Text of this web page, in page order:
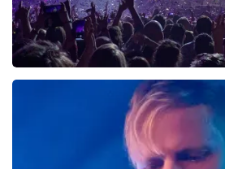
Queen Must Go On
157+reviews
BEKIJKEN